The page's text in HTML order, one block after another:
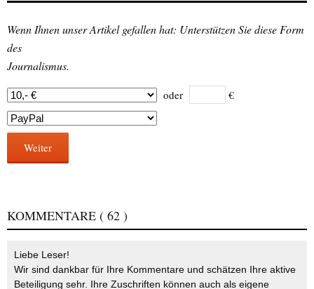
Wenn Ihnen unser Artikel gefallen hat: Unterstützen Sie diese Form
des
Journalismus.
oder €
Weiter
KOMMENTARE ( 62 )
Liebe Leser!
Wir sind dankbar für Ihre Kommentare und schätzen Ihre aktive
Beteiligung sehr. Ihre Zuschriften können auch als eigene